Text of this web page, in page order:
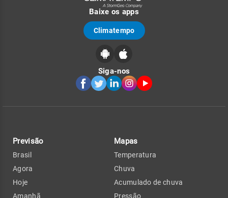
Baixe os apps
Climatempo
Siga-nos
Previsão
Brasil
Agora
Hoje
Amanhã
Mapas
Temperatura
Chuva
Acumulado de chuva
Pressão